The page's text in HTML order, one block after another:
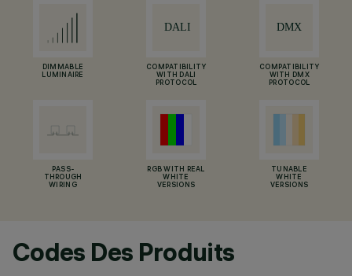
DIMMABLE
LUMINAIRE
COMPATIBILITY
WITH DALI
PROTOCOL
COMPATIBILITY
WITH DMX
PROTOCOL
PASS-
THROUGH
WIRING
RGB WITH REAL
WHITE
VERSIONS
TUNABLE
WHITE
VERSIONS
Codes Des Produits